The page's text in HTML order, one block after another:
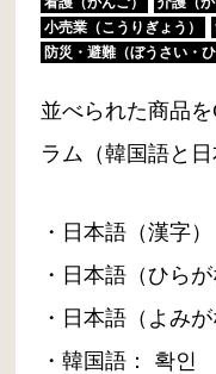
小売業（こうりぎょう）
防災・避難（ぼうさい・ひ
並べられた商品
ラム（韓国語と日
・日本語（漢字
・日本語（ひら
・日本語（よみ
・韓国語： 확인